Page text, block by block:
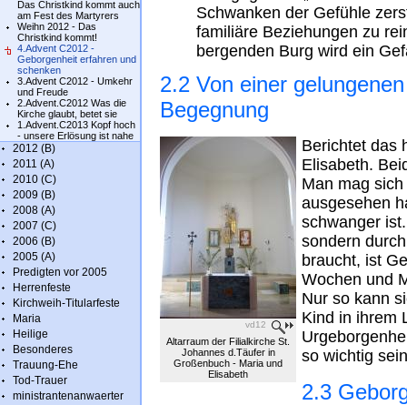
Das Christkind kommt auch
am Fest des Martyrers
Weihn 2012 - Das
Christkind kommt!
4.Advent C2012 -
Geborgenheit erfahren und
schenken
3.Advent C2012 - Umkehr
und Freude
2.Advent.C2012 Was die
Kirche glaubt, betet sie
1.Advent.C2013 Kopf hoch
- unsere Erlösung ist nahe
2012 (B)
2011 (A)
2010 (C)
2009 (B)
2008 (A)
2007 (C)
2006 (B)
2005 (A)
Predigten vor 2005
Herrenfeste
Kirchweih-Titularfeste
Maria
Heilige
Besonderes
Trauung-Ehe
Tod-Trauer
ministrantenanwaerter
Schwanken der Gefühle
familiäre Beziehungen zu
bergenden Burg wird ein
2.2 Von einer
Begegnung
vd12
Altarraum der Filialkirche St.
Johannes d.Täufer in
Großenbuch - Maria und
Elisabeth
Berichtet das
Elisabeth.
Man mag
ausgesehen
schwanger
sondern
braucht, ist
Wochen und
Nur so kann
Kind in ihrem
so wichtig
2.3